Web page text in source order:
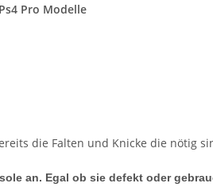
Pro Modelle
die Falten und Knicke die nötig
an. Egal ob sie defekt oder